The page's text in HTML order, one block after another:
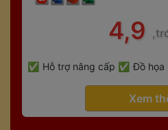
4,9
Hỗ trợ nâng cấp
Đồ họa
Xem